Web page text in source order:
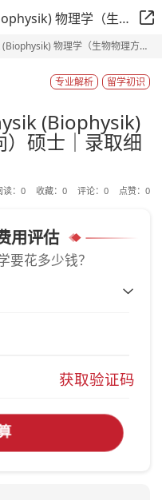
TUM 慕尼黑工大｜Physik (Biophysik) 物理学（生物物理方向）硕士｜录取细则
物理学（生物物理方
留学初识
专业解析
(Biophysik)
硕士｜录取细
读： 0 收藏： 0 评论： 0 点赞： 0
用评估
要花多少钱？
获取验证码